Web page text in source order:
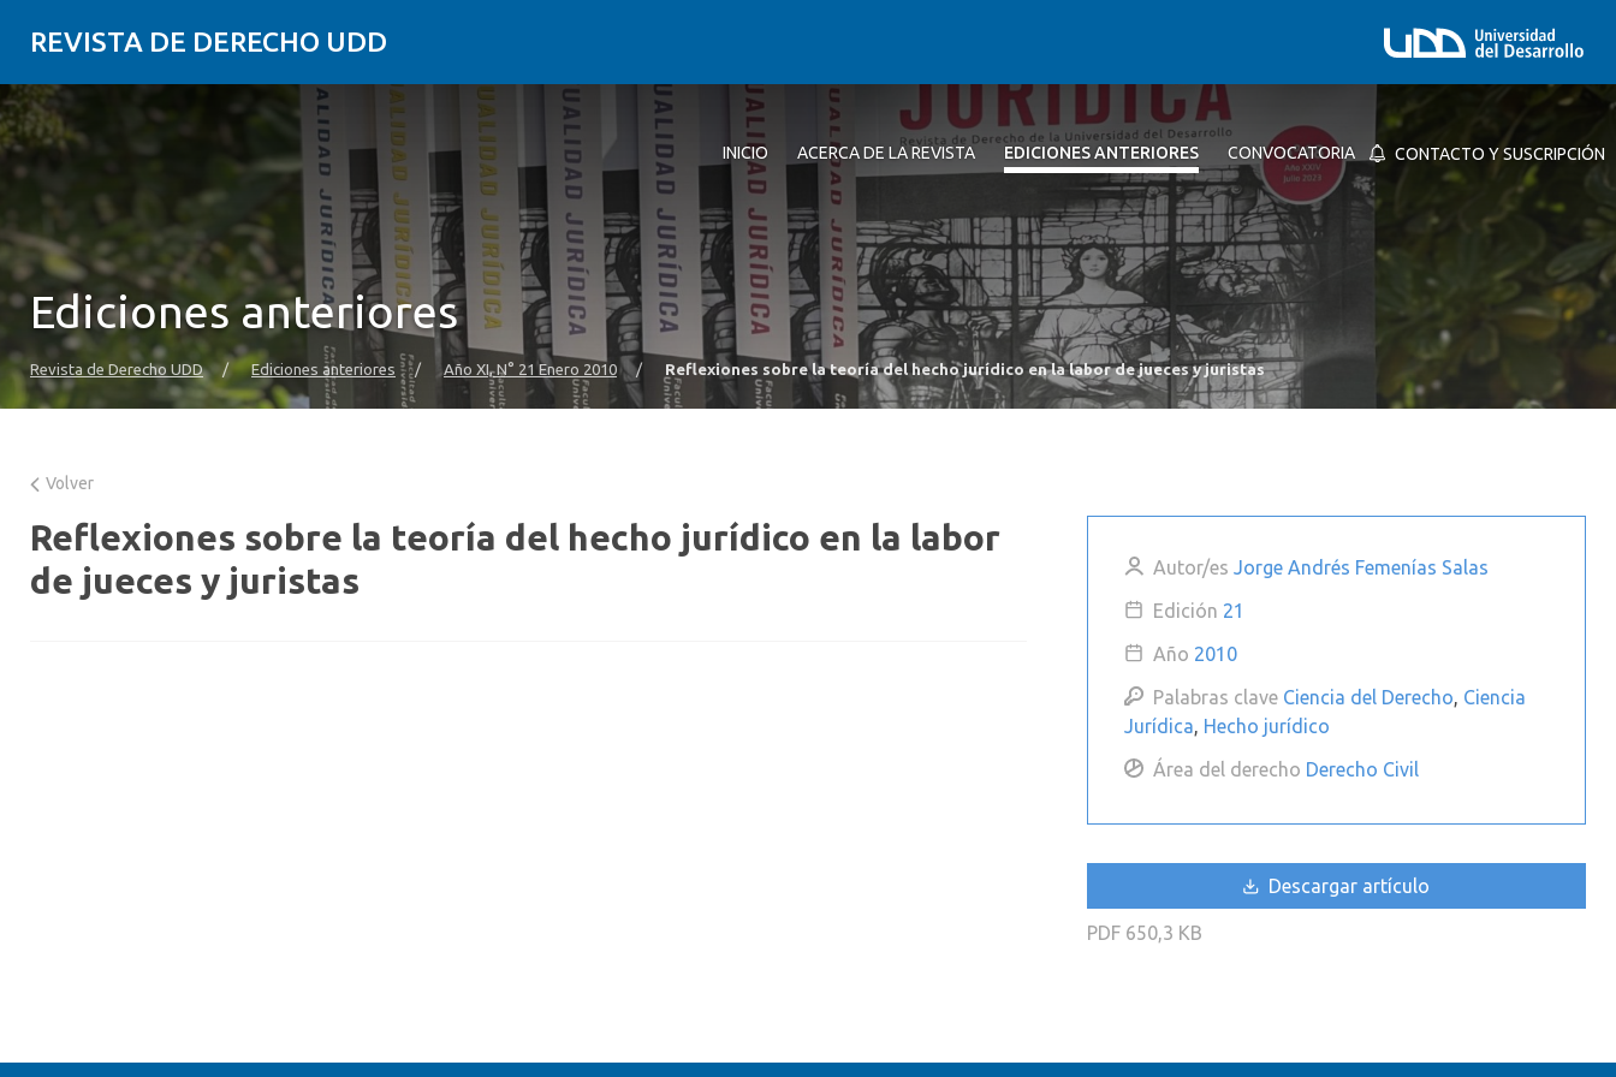
REVISTA DE DERECHO UDD
INICIO ACERCA DE LA REVISTA EDICIONES ANTERIORES CONVOCATORIA CONTACTO Y SUSCRIPCIÓN
Ediciones anteriores
Revista de Derecho UDD / Ediciones anteriores / Año XI, N° 21 Enero 2010 / Reflexiones sobre la teoría del hecho jurídico en la labor de jueces y juristas
Volver
Reflexiones sobre la teoría del hecho jurídico en la labor
de jueces y juristas
Autor/es Jorge Andrés Femenías Salas
Edición 21
Año 2010
Palabras clave Ciencia del Derecho Ciencia
Jurídica Hecho jurídico
Área del derecho Derecho Civil
Descargar artículo
PDF 650,3 KB